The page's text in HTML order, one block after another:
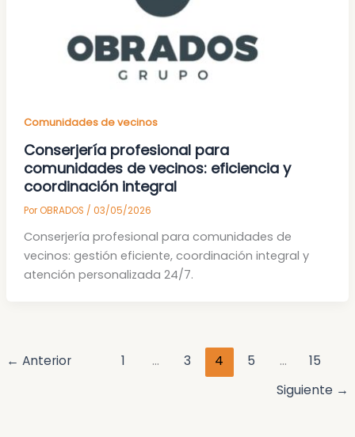
Comunidades de vecinos
Conserjería profesional para
comunidades de vecinos: eficiencia y
coordinación integral
PorOBRADOS / 03/05/2026
Conserjería profesional para comunidades de
vecinos: gestión eficiente, coordinación integral y
atención personalizada 24/7.
← Anterior 1 … 3 4 5 …
15
Siguiente →